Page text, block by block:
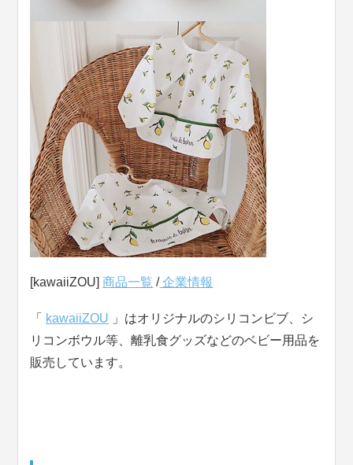
[kawaiiZOU]商品一覧 /企業情報
「 kawaiiZOU 」はオリジナルのシリコンビブ、シ
リコンボウル等、離乳食グッズなどのベビー用品を
販売しています。